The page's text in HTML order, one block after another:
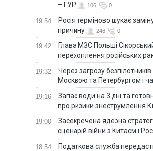
– ГУР
106 0
19:54
Росія терміново шукає
причину
246 0
19:42
Глава МЗС Польщі
перехоплення російських
19:32
Через загрозу
Москвою та Петербургом і
19:16
Запас води на 3 дні та
про ризики знеструмлення
19:00
Засекречена ядерна
сценарій війни з Китаєм і
18:54
Податкова служба